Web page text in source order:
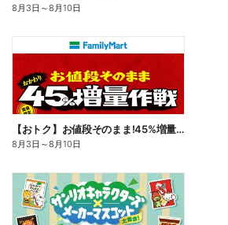
8月3日 ～8月10日
【おトク】お値段そのまま!45%増量作戦!
8月3日 ～8月10日